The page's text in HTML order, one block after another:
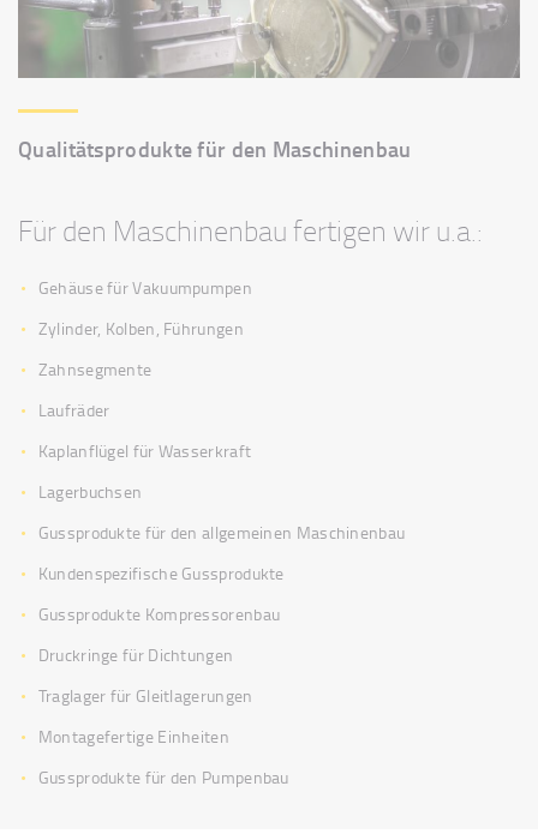
Qualitätsprodukte für den Maschinenbau
Für den Maschinenbau fertigen wir u.a.:
Gehäuse für Vakuumpumpen
Zylinder, Kolben, Führungen
Zahnsegmente
Laufräder
Kaplanflügel für Wasserkraft
Lagerbuchsen
Gussprodukte für den allgemeinen Maschinenbau
Kundenspezifische Gussprodukte
Gussprodukte Kompressorenbau
Druckringe für Dichtungen
Traglager für Gleitlagerungen
Montagefertige Einheiten
Gussprodukte für den Pumpenbau